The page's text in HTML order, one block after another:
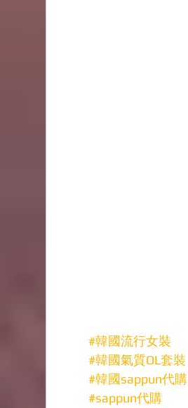
#韓國流行女裝
#韓國氣質OL套裝
#韓國sappun代購
#sappun代購